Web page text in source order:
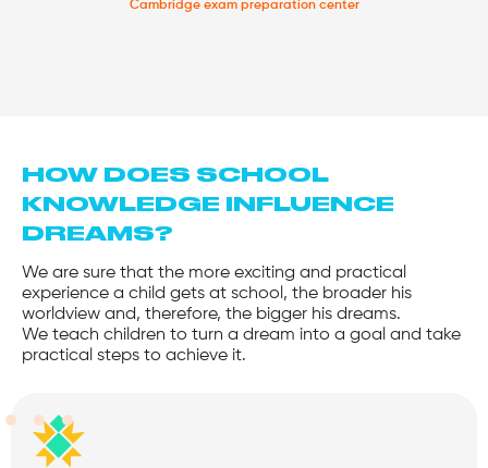
Cambridge exam preparation center
HOW DOES SCHOOL
KNOWLEDGE INFLUENCE
DREAMS?
We are sure that the more exciting and practical
experience a child gets at school, the broader his
worldview and, therefore, the bigger his dreams.
We teach children to turn a dream into a goal and take
practical steps to achieve it.